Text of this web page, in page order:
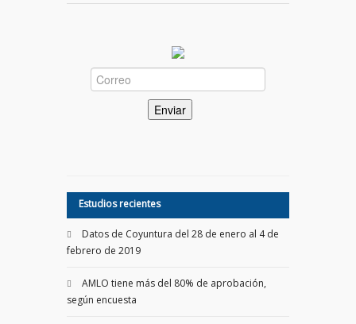
Estudios recientes
Datos de Coyuntura del 28 de enero al 4 de
febrero de 2019
AMLO tiene más del 80% de aprobación,
según encuesta